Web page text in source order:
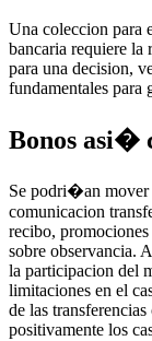
Una coleccion para
bancaria requiere la
para una decision,
fundamentales para
Bonos asi�
Se podri�an mover
comunicacion
recibo,
sobre observancia.
la participacion del
limitaciones en el
de las
positivamente los